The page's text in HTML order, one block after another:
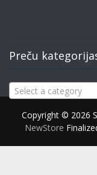
Preču
Select a category
Copyright © 2026
NewStore